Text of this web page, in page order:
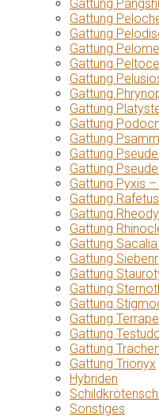
Gattung
Gattung
Gattung
Gattung
Gattung
Gattung
Gattung
Gattung
Gattung
Gattung
Gattung
Gattung
Gattung Pyxis
Gattung Rafetus
Gattung
Gattung
Gattung
Gattung
Gattung
Gattung
Gattung
Gattung
Gattung
Gattung
Gattung Trionyx
Hybriden
Sonstiges